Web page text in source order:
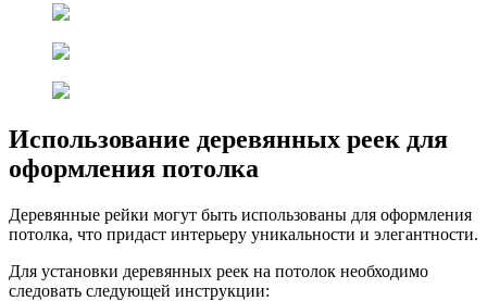
Использование деревянных реек для
оформления потолка
Деревянные рейки могут быть использованы для оформления
потолка, что придаст интерьеру уникальности и элегантности.
Для установки деревянных реек на потолок необходимо
следовать следующей инструкции: